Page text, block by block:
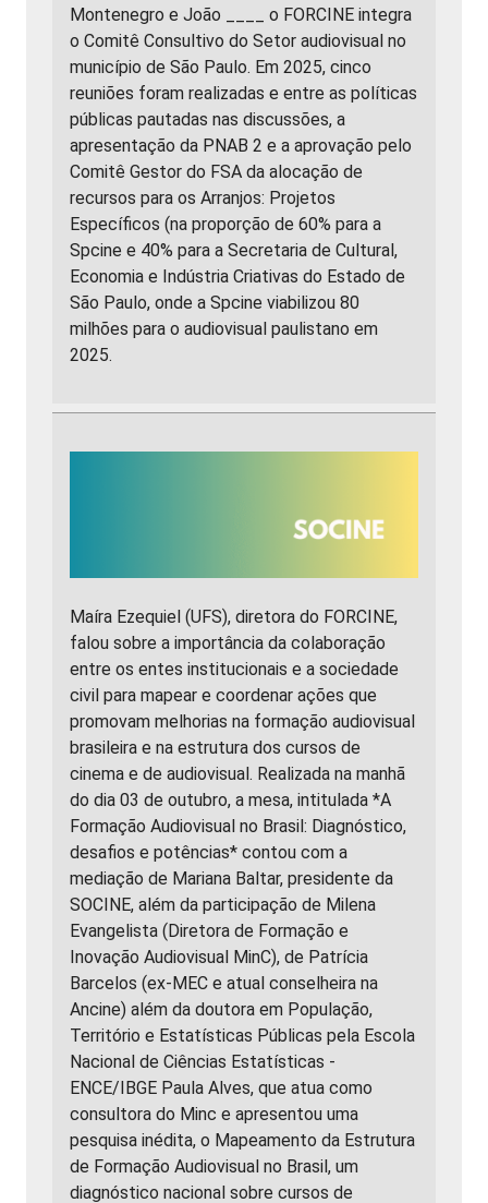
Montenegro e João ____ o FORCINE integra
o Comitê Consultivo do Setor audiovisual no
município de São Paulo. Em 2025, cinco
reuniões foram realizadas e entre as políticas
públicas pautadas nas discussões, a
apresentação da PNAB 2 e a aprovação pelo
Comitê Gestor do FSA da alocação de
recursos para os Arranjos: Projetos
Específicos (na proporção de 60% para a
Spcine e 40% para a Secretaria de Cultural,
Economia e Indústria Criativas do Estado de
São Paulo, onde a Spcine viabilizou 80
milhões para o audiovisual paulistano em
2025.
Maíra Ezequiel (UFS), diretora do FORCINE,
falou sobre a importância da colaboração
entre os entes institucionais e a sociedade
civil para mapear e coordenar ações que
promovam melhorias na formação audiovisual
brasileira e na estrutura dos cursos de
cinema e de audiovisual. Realizada na manhã
do dia 03 de outubro, a mesa, intitulada *A
Formação Audiovisual no Brasil: Diagnóstico,
desafios e potências* contou com a
mediação de Mariana Baltar, presidente da
SOCINE, além da participação de Milena
Evangelista (Diretora de Formação e
Inovação Audiovisual MinC), de Patrícia
Barcelos (ex-MEC e atual conselheira na
Ancine) além da doutora em População,
Território e Estatísticas Públicas pela Escola
Nacional de Ciências Estatísticas -
ENCE/IBGE Paula Alves, que atua como
consultora do Minc e apresentou uma
pesquisa inédita, o Mapeamento da Estrutura
de Formação Audiovisual no Brasil, um
diagnóstico nacional sobre cursos de